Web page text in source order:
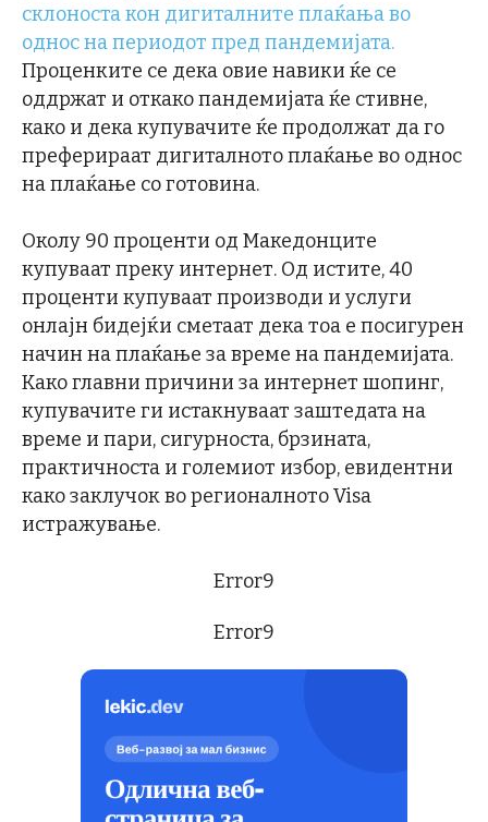
склоноста кон дигиталните плаќања во
однос на периодот пред пандемијата.
Проценките се дека овие навики ќе се
оддржат и откако пандемијата ќе стивне,
како и дека купувачите ќе продолжат да го
преферираат дигиталното плаќање во однос
на плаќање со готовина.
Околу 90 проценти од Македонците
купуваат преку интернет. Од истите, 40
проценти купуваат производи и услуги
онлајн бидејќи сметаат дека тоа е посигурен
начин на плаќање за време на пандемијата.
Како главни причини за интернет шопинг,
купувачите ги истакнуваат заштедата на
време и пари, сигурноста, брзината,
практичноста и големиот избор, евидентни
како заклучок во регионалното Visa
истражување.
Error9
Error9